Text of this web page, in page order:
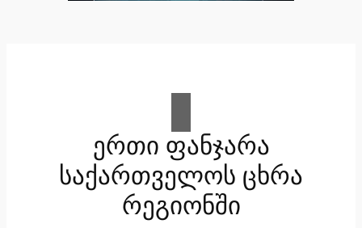
ერთი ფანჯარა
საქართველოს ცხრა
რეგიონში